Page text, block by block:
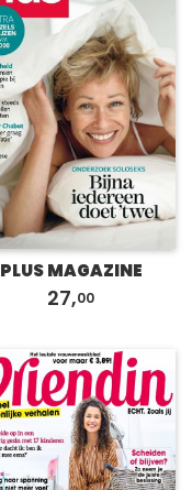
PLUS MAGAZINE
27,00